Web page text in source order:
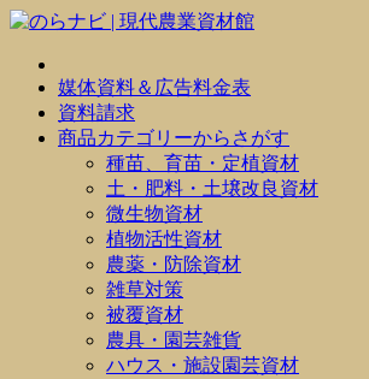
媒体資料＆広告料金表
資料請求
商品カテゴリーからさがす
種苗、育苗・定植資材
土・肥料・土壌改良資材
微生物資材
植物活性資材
農薬・防除資材
雑草対策
被覆資材
農具・園芸雑貨
ハウス・施設園芸資材